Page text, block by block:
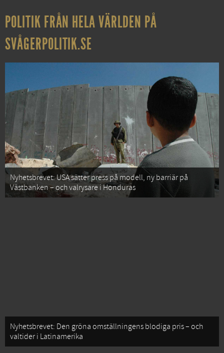
POLITIK FRÅN HELA VÄRLDEN PÅ
SVÅGERPOLITIK.SE
Nyhetsbrevet: USA sätter press på modell, ny barriär på
Västbanken – och valrysare i Honduras
Nyhetsbrevet: Den gröna omställningens blodiga pris – och
valtider i Latinamerika